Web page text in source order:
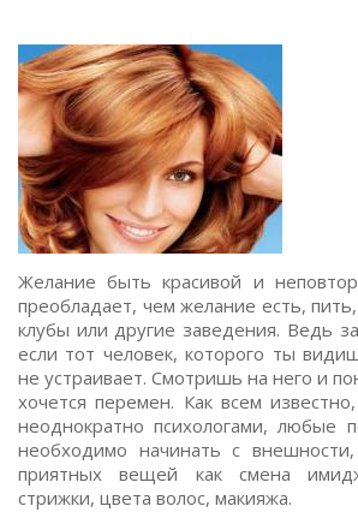
Желание быть красивой и
преобладает, чем желание есть,
клубы или другие заведения. Ведь
если тот человек, которого ты
не устраивает. Смотришь на него и
хочется перемен. Как всем
неоднократно психологами, любые
необходимо начинать с
приятных вещей как смена
стрижки, цвета волос, макияжа.